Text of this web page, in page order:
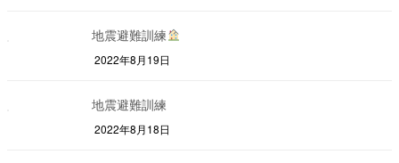
地震避難訓練
2022年8月19日
地震避難訓練
2022年8月18日